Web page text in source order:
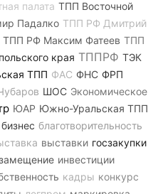
палата ТПП Восточной
Падалко ТПП РФ Дмитрий
ТПП РФ Максим Фатеев ТПП
края ТППРФ ТЭК
ТПП ФАС ФНС ФРП
ШОС Экономическое
ЮАР Южно-Уральская ТПП
бизнес благотворительность
выставки госзакупки
инвестиции
кадры конкурс